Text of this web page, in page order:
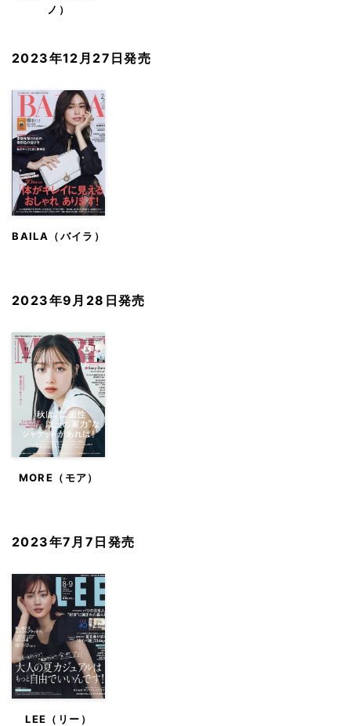
ノ）
2023年12月27日発売
BAILA（バイラ）
2023年9月28日発売
MORE（モア）
2023年7月7日発売
LEE（リー）